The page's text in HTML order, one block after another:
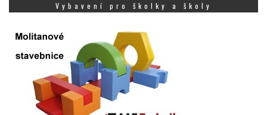
Vybavení pro školky a školy